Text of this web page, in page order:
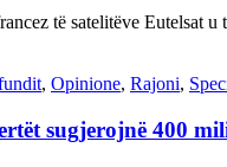
të satelitëve Eutelsat
, Opinione, Rajoni,
sugjerojnë 400